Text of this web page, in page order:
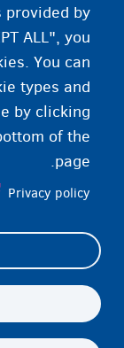
provided by
ALL", you
You can
types and
by clicking
of the
page.
Privacy policy
Footer
(menu)
Settings